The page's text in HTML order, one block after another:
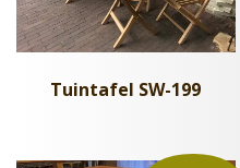
Tuintafel SW-199